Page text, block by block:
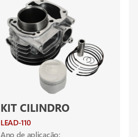
KIT CILINDRO
LEAD-110
Ano de aplicação: